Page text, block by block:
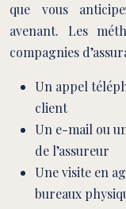
que vous
avenant. Les
compagnies
Un appel
client
Un e-mail ou
de l’assureur
Une visite en
bureaux